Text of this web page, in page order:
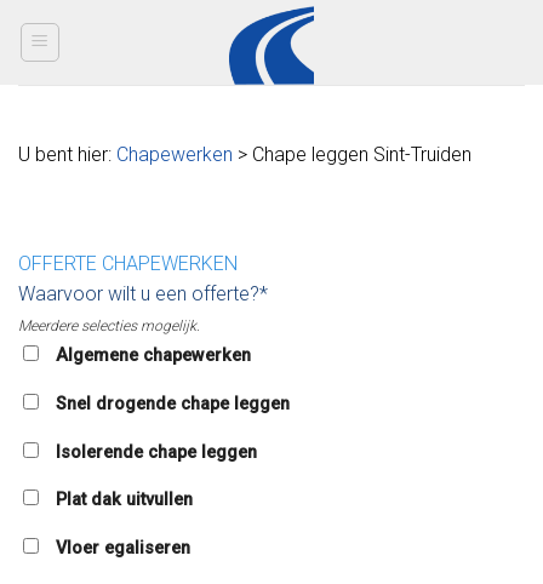
U bent hier: Chapewerken > Chape leggen Sint-Truiden
OFFERTE CHAPEWERKEN
Waarvoor wilt u een offerte?*
Meerdere selecties mogelijk.
Algemene chapewerken
Snel drogende chape leggen
Isolerende chape leggen
Plat dak uitvullen
Vloer egaliseren